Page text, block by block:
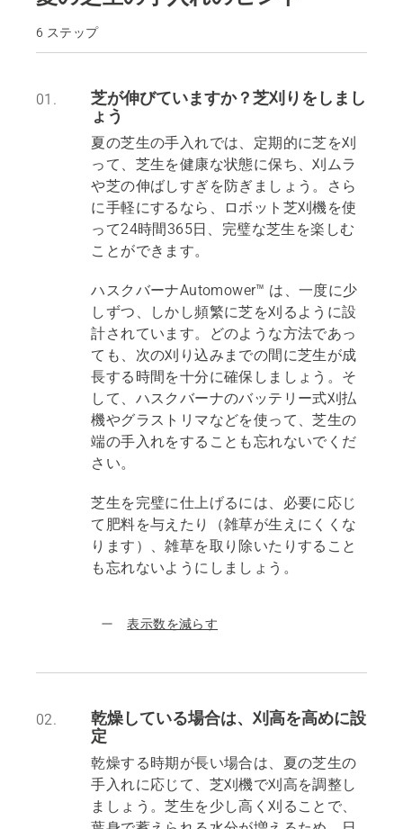
6 ステップ
01.
芝が伸びていますか？芝刈りをしまし
ょう
夏の芝生の手入れでは、定期的に芝を刈
って、芝生を健康な状態に保ち、刈ムラ
や芝の伸ばしすぎを防ぎましょう。さら
に手軽にするなら、ロボット芝刈機を使
って24時間365日、完璧な芝生を楽しむ
ことができます。
ハスクバーナAutomower™ は、一度に少
しずつ、しかし頻繁に芝を刈るように設
計されています。どのような方法であっ
ても、次の刈り込みまでの間に芝生が成
長する時間を十分に確保しましょう。そ
して、ハスクバーナのバッテリー式刈払
機やグラストリマなどを使って、芝生の
端の手入れをすることも忘れないでくだ
さい。
芝生を完璧に仕上げるには、必要に応じ
て肥料を与えたり（雑草が生えにくくな
ります）、雑草を取り除いたりすること
も忘れないようにしましょう。
表示数を減らす
02.
乾燥している場合は、刈高を高めに設
定
乾燥する時期が長い場合は、夏の芝生の
手入れに応じて、芝刈機で刈高を調整し
ましょう。芝生を少し高く刈ることで、